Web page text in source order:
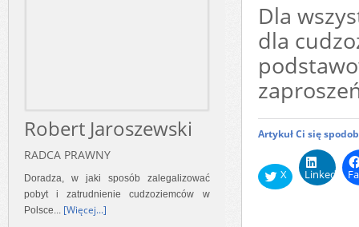
Dla
dla
Artykuł Ci się
X LinkedIn
Robert Jaroszewski
RADCA PRAWNY
Doradza, w jaki sposób zalegalizować
pobyt i zatrudnienie cudzoziemców w
Polsce... [Więcej...]